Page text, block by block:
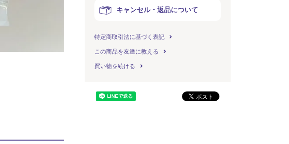
キャンセル・返品について
特定商取引法に基づく表記
この商品を友達に教える
買い物を続ける